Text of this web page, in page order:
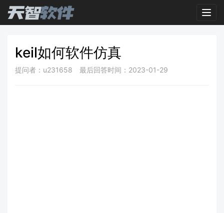
keil如何软件仿真
提问者：u231658 最后回答时间：2023-01-29